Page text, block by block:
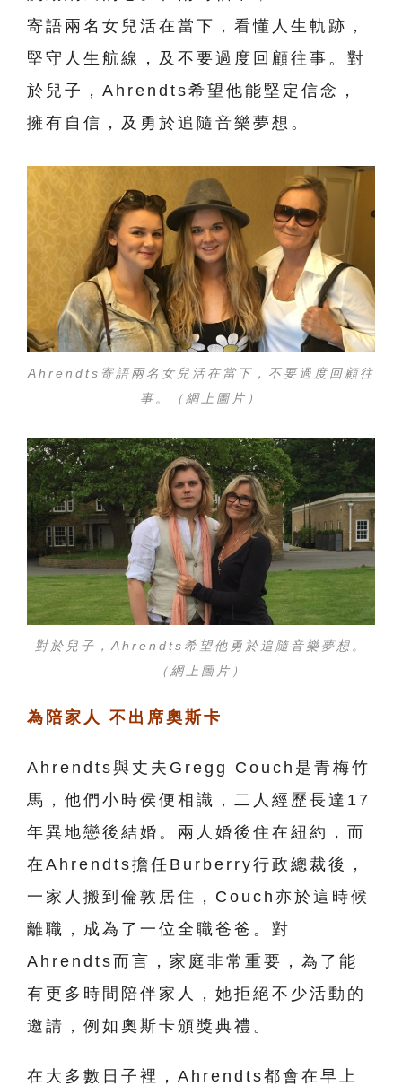
寄語兩名女兒活在當下，看懂人生軌跡，
堅守人生航線，及不要過度回顧往事。對
於兒子，Ahrendts希望他能堅定信念，
擁有自信，及勇於追隨音樂夢想。
Ahrendts寄語兩名女兒活在當下，不要過度回顧往
事。（網上圖片）
對於兒子，Ahrendts希望他勇於追隨音樂夢想。
（網上圖片）
為陪家人 不出席奧斯卡
Ahrendts與丈夫Gregg Couch是青梅竹
馬，他們小時侯便相識，二人經歷長達17
年異地戀後結婚。兩人婚後住在紐約，而
在Ahrendts擔任Burberry行政總裁後，
一家人搬到倫敦居住，Couch亦於這時候
離職，成為了一位全職爸爸。對
Ahrendts而言，家庭非常重要，為了能
有更多時間陪伴家人，她拒絕不少活動的
邀請，例如奧斯卡頒獎典禮。
在大多數日子裡，Ahrendts都會在早上